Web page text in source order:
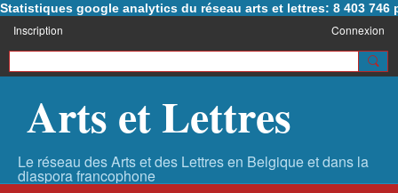
Statistiques google analytics du réseau arts et lettres: 8 403 746
Inscription Connexion
Arts et Lettres